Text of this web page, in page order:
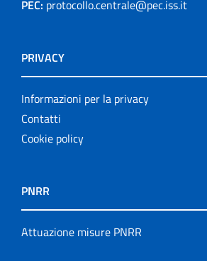
PEC: protocollo.centrale@pec.iss.it
PRIVACY
Informazioni per la privacy
Contatti
Cookie policy
PNRR
Attuazione misure PNRR